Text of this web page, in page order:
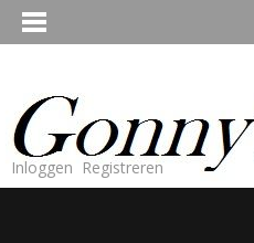
Inloggen Registreren